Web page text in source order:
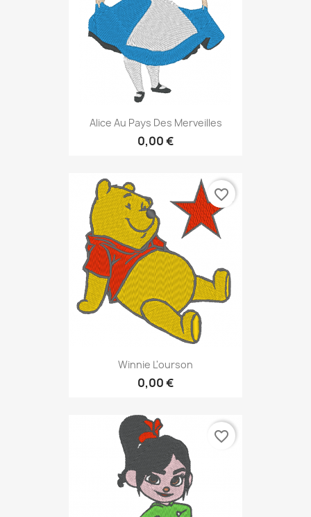
Alice Au Pays Des Merveilles
0,00 €
Winnie L'ourson
0,00 €
favorite_border
favorite_border